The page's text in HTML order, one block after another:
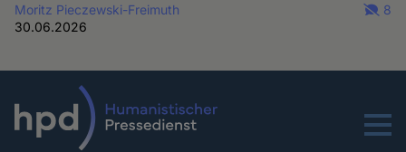
Moritz Pieczewski-Freimuth
30.06.2026
8
Menu